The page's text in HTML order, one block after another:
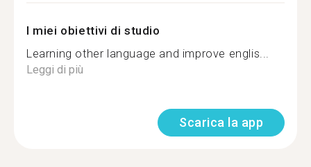
I miei obiettivi di studio
Learning other language and improve englis...
Leggi di più
Scarica la app